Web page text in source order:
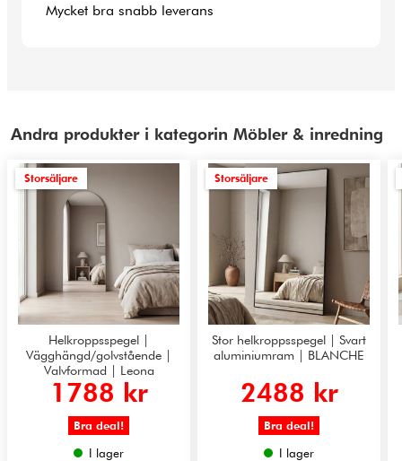
Mycket bra snabb leverans
Andra produkter i kategorin Möbler & inredning
Storsäljare
Helkroppsspegel |
Vägghängd/golvstående |
Valvformad | Leona
1788 kr
Bra deal!
I lager
Storsäljare
Stor helkroppsspegel | Svart
aluminiumram | BLANCHE
2488 kr
Bra deal!
I lager